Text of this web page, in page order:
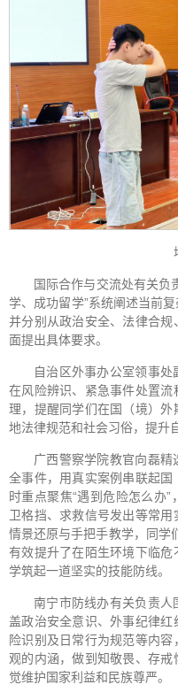
国际合作与交流处有关负
学、成功留学”系统阐述当前
并分别从政治安全、法律合
面提出具体要求。
自治区外事办公室领事
在风险辨识、紧急事件处置
理，提醒同学们在国（境）
地法律规范和社会习俗，提升
广西警察学院教官向磊
全事件，用真实案例串联起
时重点聚焦“遇到危险怎么办
卫格挡、求救信号发出等常
情景还原与手把手教学，同学
有效提升了在陌生环境下临
学筑起一道坚实的技能防线。
南宁市防线办有关负责人
盖政治安全意识、外事纪律
险识别及日常行为规范等内
观的内涵，做到知敬畏、存
觉维护国家利益和民族尊严。